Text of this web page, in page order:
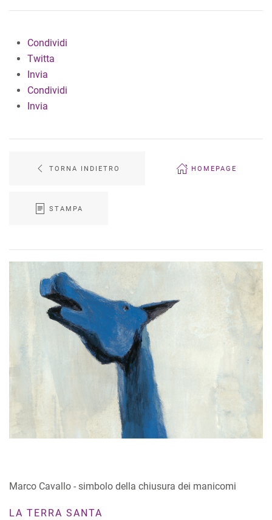
Condividi
Twitta
Invia
Condividi
Invia
TORNA INDIETRO HOMEPAGE
STAMPA
Marco Cavallo - simbolo della chiusura dei manicomi
LA TERRA SANTA